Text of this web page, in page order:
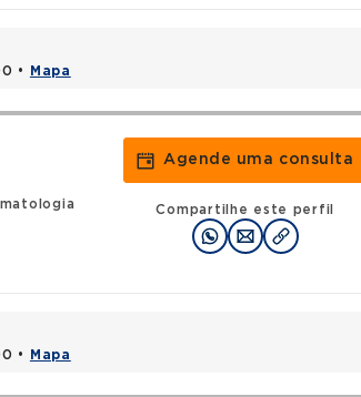
• Mapa
Agende uma consulta
Compartilhe este perfil
• Mapa